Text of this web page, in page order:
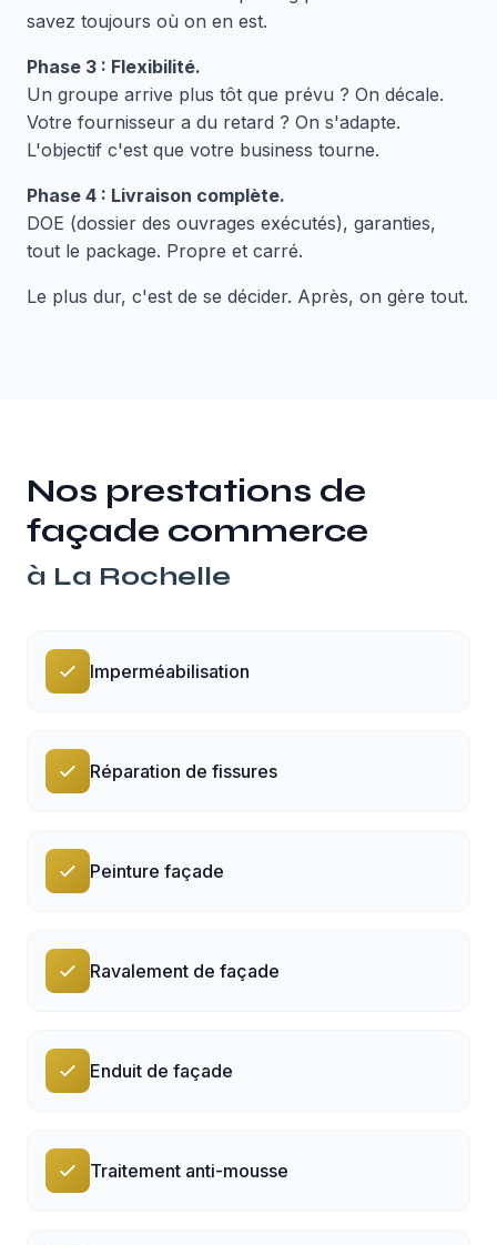
savez toujours où on en est.
Phase 3 : Flexibilité.
Un groupe arrive plus tôt que prévu ? On décale.
Votre fournisseur a du retard ? On s'adapte.
L'objectif c'est que votre business tourne.
Phase 4 : Livraison complète.
DOE (dossier des ouvrages exécutés), garanties,
tout le package. Propre et carré.
Le plus dur, c'est de se décider. Après, on gère tout.
Nos prestations de
façade commerce
à La Rochelle
Imperméabilisation
Réparation de fissures
Peinture façade
Ravalement de façade
Enduit de façade
Traitement anti-mousse